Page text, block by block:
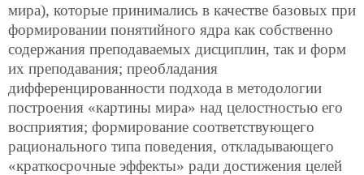
мира), которые принимались в качестве базовых при
формировании понятийного ядра как собственно
содержания преподаваемых дисциплин, так и форм
их преподавания; преобладания
дифференцированности подхода в методологии
построения «картины мира» над целостностью его
восприятия; формирование соответствующего
рационального типа поведения, откладывающего
«краткосрочные эффекты» ради достижения целей